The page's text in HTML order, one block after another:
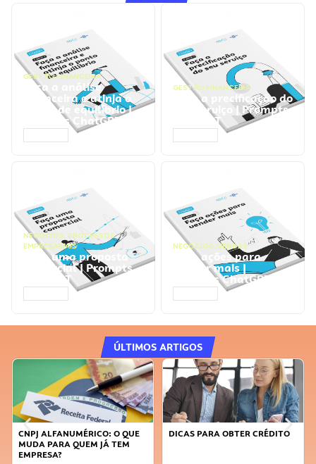
GESTÃO FINANCEIRA
Faça a análise
financeira e atinja o
ponto de equilíbrio |
Prompts ChatGPT
GESTÃO FINANCEIRA
Faça a precificação do
seu serviço | Prompts
ChatGPT
NEGÓCIOS, PROCESSOS
EMPRESARIAIS
Faça uma proposta
comercial | Prompts
ChatGPT
NEGÓCIOS, VENDAS
Faça ações para
vender mais |
Prompts ChatGPT
ÚLTIMOS ARTIGOS
DICAS PARA OBTER CRÉDITO
FAÇA A DIFERENÇA: SEJA